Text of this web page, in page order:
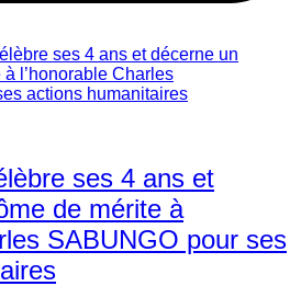
ses 4 ans et
de mérite à
SABUNGO pour ses